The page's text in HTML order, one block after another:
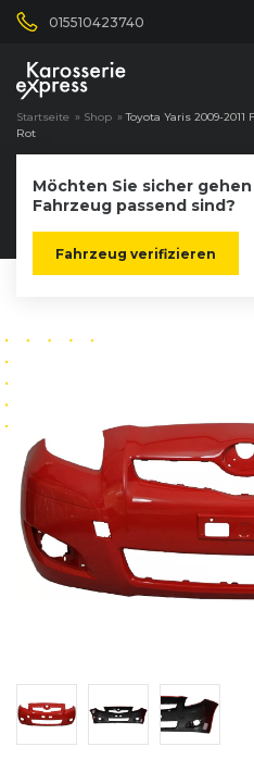
015510423740
Startseite » Shop »Toyota Yaris 2009-
Rot
Möchten Sie sicher
Fahrzeug passend sind?
Fahrzeug verifizieren